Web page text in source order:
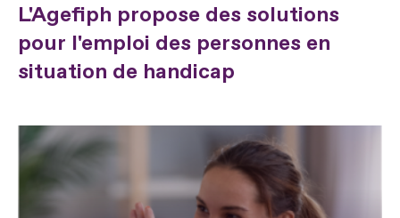
L'Agefiph propose des solutions
pour l'emploi des personnes en
situation de handicap